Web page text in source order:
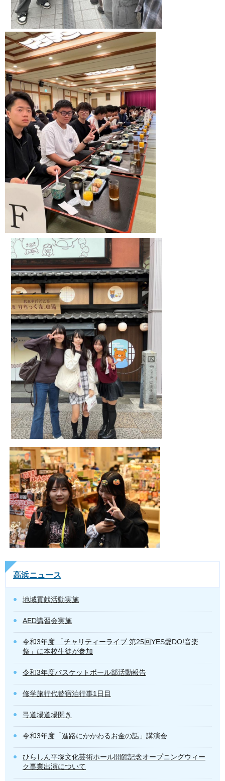
高浜ニュース
地域貢献活動実施
AED講習会実施
令和3年度 「チャリティーライブ 第25回YES愛DO!音楽
祭」に本校生徒が参加
令和3年度バスケットボール部活動報告
修学旅行代替宿泊行事1日目
弓道場道場開き
令和3年度「進路にかかわるお金の話」講演会
ひらしん平塚文化芸術ホール開館記念オープニングウィー
ク事業出演について